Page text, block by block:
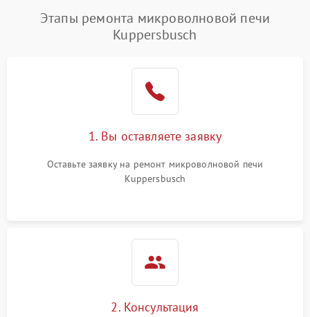
Появление запаха гари Подробнее →
2400 ₽ Подробнее →
2000 ₽
Этапы ремонта микроволновой печи
Kuppersbusch
1. Вы оставляете заявку
Оставьте заявку на ремонт микроволновой печи
Kuppersbusch
2. Консультация